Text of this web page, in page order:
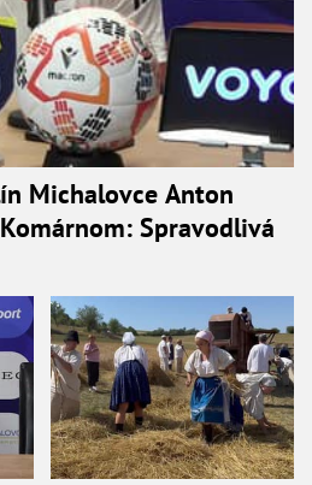
Michalovce Anton
Spravodlivá